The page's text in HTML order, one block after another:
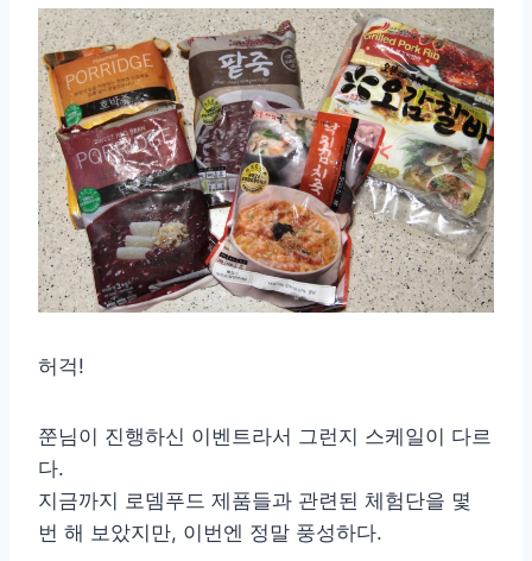
허걱!
쭌님이 진행하신 이벤트라서 그런지 스케일이 다르
다.
지금까지 로뎀푸드 제품들과 관련된 체험단을 몇
번 해 보았지만, 이번엔 정말 풍성하다.